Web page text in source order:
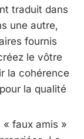
traduit dans
une autre,
fournis
le vôtre
la cohérence
la qualité
faux amis »